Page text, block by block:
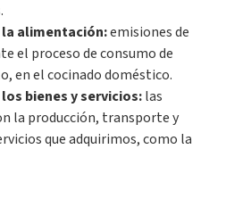
alimentación:emisiones de
el proceso de consumo de
en el cocinado doméstico.
bienes y servicios:las
la producción, transporte y
que adquirimos, como la